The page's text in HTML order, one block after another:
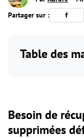
Partager sur :
Table des
Besoin de
supprimées